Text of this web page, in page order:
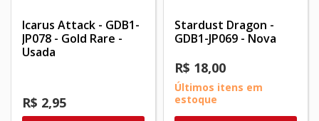
Icarus Attack - GDB1-
JP078 - Gold Rare -
Usada
R$ 2,95
Stardust Dragon -
GDB1-JP069 - Nova
R$ 18,00
Últimos itens em
estoque